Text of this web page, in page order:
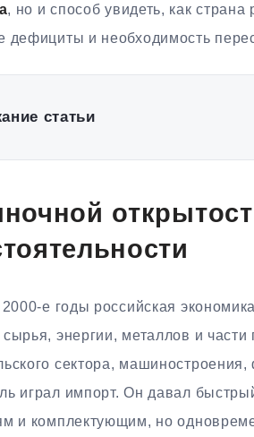
, но и способ увидеть, как
дефициты и необходимость
статьи
е годы российская
энергии, металлов и
сектора,
играл импорт. Он давал
и комплектующим, но